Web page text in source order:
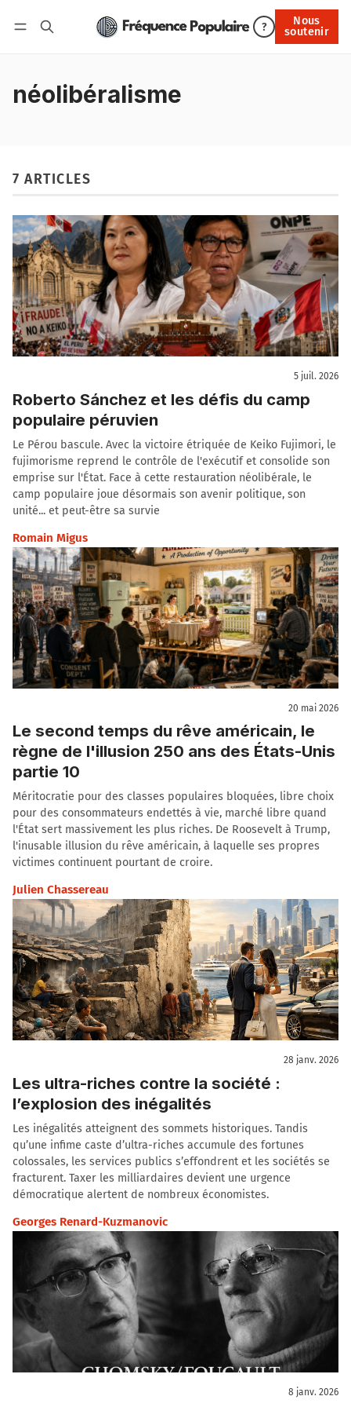
?
Nous
soutenir
Nous soutenir
néolibéralisme
7 ARTICLES
5 juil. 2026
Roberto Sánchez et les défis du camp
populaire péruvien
Le Pérou bascule. Avec la victoire étriquée de Keiko Fujimori, le
fujimorisme reprend le contrôle de l'exécutif et consolide son
emprise sur l'État. Face à cette restauration néolibérale, le
camp populaire joue désormais son avenir politique, son
unité... et peut-être sa survie
Romain Migus
20 mai 2026
Le second temps du rêve américain, le
règne de l'illusion 250 ans des États-Unis
partie 10
Méritocratie pour des classes populaires bloquées, libre choix
pour des consommateurs endettés à vie, marché libre quand
l'État sert massivement les plus riches. De Roosevelt à Trump,
l'inusable illusion du rêve américain, à laquelle ses propres
victimes continuent pourtant de croire.
Julien Chassereau
28 janv. 2026
Les ultra-riches contre la société :
l’explosion des inégalités
Les inégalités atteignent des sommets historiques. Tandis
qu’une infime caste d’ultra-riches accumule des fortunes
colossales, les services publics s’effondrent et les sociétés se
fracturent. Taxer les milliardaires devient une urgence
démocratique alertent de nombreux économistes.
Georges Renard-Kuzmanovic
8 janv. 2026